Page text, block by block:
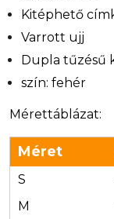
Kitéphető
Varrott ujj
Dupla tűzésű
szín: fehér
Mérettáblázat:
Méret
S
M